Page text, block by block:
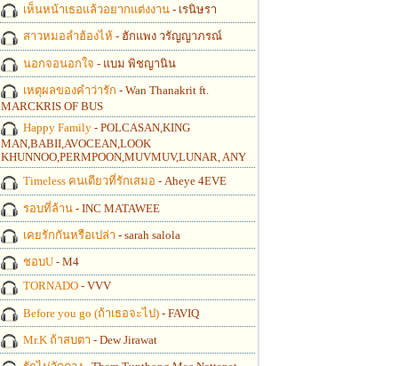
เห็นหน้าเธอแล้วอยากแต่งงาน - เรนิษรา
สาวหมอลำฮ้องไห้ - ฮักแพง วรัญญาภรณ์
นอกจอนอกใจ - แบม พิชญานิน
เหตุผลของคำว่ารัก - Wan Thanakrit ft.
MARCKRIS OF BUS
Happy Family - POLCASAN,KING
MAN,BABII,AVOCEAN,LOOK
KHUNNOO,PERMPOON,MUVMUV,LUNAR, ANY
Timeless คนเดียวที่รักเสมอ - Aheye 4EVE
รอบที่ล้าน - INC MATAWEE
เคยรักกันหรือเปล่า - sarah salola
ชอบU - M4
TORNADO - VVV
Before you go (ถ้าเธอจะไป) - FAVIQ
Mr.K ถ้าสบตา - Dew Jirawat